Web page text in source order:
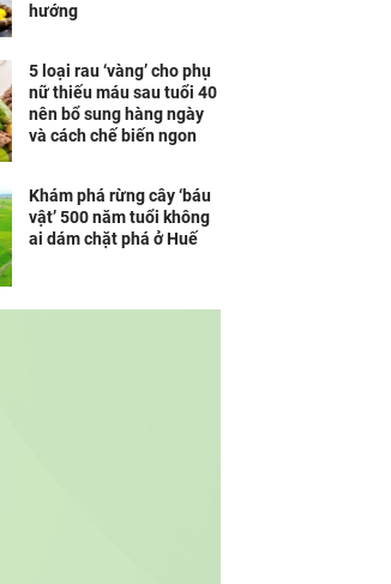
hướng
5 loại rau ‘vàng’ cho phụ
nữ thiếu máu sau tuổi 40
nên bổ sung hàng ngày
và cách chế biến ngon
Khám phá rừng cây ‘báu
vật’ 500 năm tuổi không
ai dám chặt phá ở Huế